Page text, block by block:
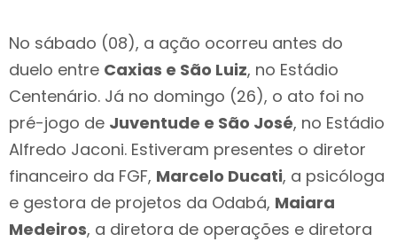
No sábado (08), a ação ocorreu antes do
duelo entre Caxias e São Luiz, no Estádio
Centenário. Já no domingo (26), o ato foi no
pré-jogo de Juventude e São José, no Estádio
Alfredo Jaconi. Estiveram presentes o diretor
financeiro da FGF, Marcelo Ducati, a psicóloga
e gestora de projetos da Odabá, Maiara
Medeiros, a diretora de operações e diretora